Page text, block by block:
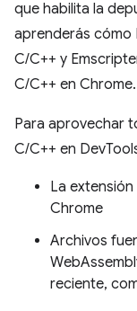
que habilita la
aprenderás cómo
C/C++ y
C/C++ en Chrome.
Para aprovechar
C/C++ en
La extensión
Chrome
Archivos
reciente,